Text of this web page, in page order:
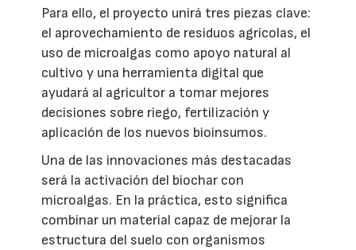
Para ello, el proyecto unirá tres piezas clave:
el aprovechamiento de residuos agrícolas, el
uso de microalgas como apoyo natural al
cultivo y una herramienta digital que
ayudará al agricultor a tomar mejores
decisiones sobre riego, fertilización y
aplicación de los nuevos bioinsumos.
Una de las innovaciones más destacadas
será la activación del biochar con
microalgas. En la práctica, esto significa
combinar un material capaz de mejorar la
estructura del suelo con organismos